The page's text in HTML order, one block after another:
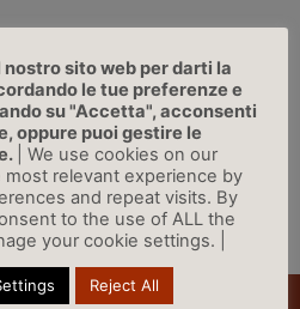
LINK
Vai a Rassegna Stampa »
sito web per darti la
le tue preferenze e
su "Accetta", acconsenti
oppure puoi gestire le
| We use cookies on our
relevant experience by
and repeat visits. By
to the use of ALL the
your cookie settings. |
Reject All